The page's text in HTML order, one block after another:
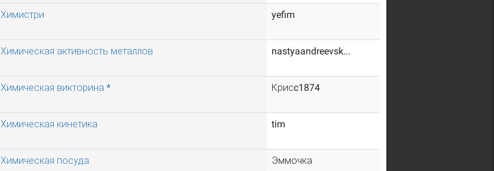
Химистри yefim
Химическая активность металлов nastyaandreevsk...
Химическая викторина * Крисc1874
Химическая кинетика tim
Химическая посуда Эммочка